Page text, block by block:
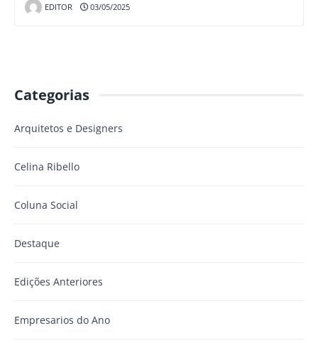
EDITOR 03/05/2025
Categorias
Arquitetos e Designers
Celina Ribello
Coluna Social
Destaque
Edições Anteriores
Empresarios do Ano